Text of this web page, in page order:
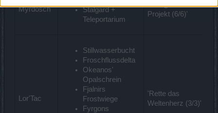
Myrdosch
Stalgard +
Teleportarium
'Das geheime
Projekt (6/6)'
Lor'Tac
Stillwasserbucht
Froschflussdelta
Okeanos'
Opalschrein
Fjalnirs
Frostwiege
Fyrgons
'Rette das
Weltenherz (3/3)'